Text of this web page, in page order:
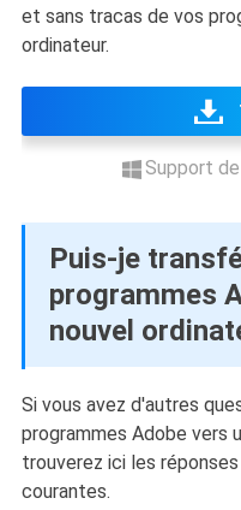
et sans tracas de vos
ordinateur.
Support
Puis-je
programmes
nouvel
Si vous avez d'autres
programmes Adobe vers
trouverez ici les
courantes.